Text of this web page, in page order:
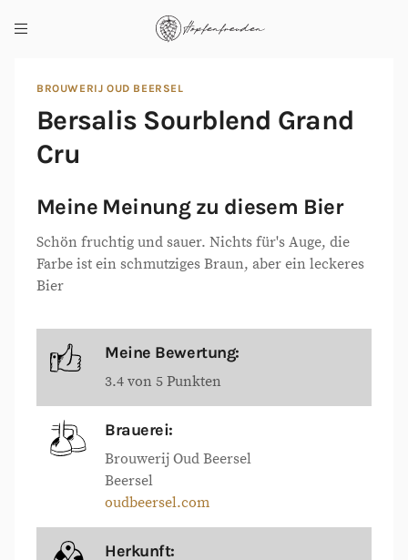
BROUWERIJ OUD BEERSEL
Bersalis Sourblend Grand
Cru
Meine Meinung zu diesem Bier
Schön fruchtig und sauer. Nichts für's Auge, die
Farbe ist ein schmutziges Braun, aber ein leckeres
Bier
Meine Bewertung:
3.4 von 5 Punkten
Brauerei:
Brouwerij Oud Beersel
Beersel
oudbeersel.com
Herkunft: